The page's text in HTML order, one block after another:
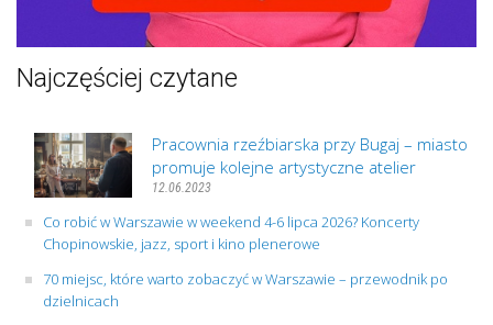
Najczęściej czytane
Pracownia rzeźbiarska przy Bugaj – miasto
promuje kolejne artystyczne atelier
12.06.2023
Co robić w Warszawie w weekend 4-6 lipca 2026? Koncerty
Chopinowskie, jazz, sport i kino plenerowe
70 miejsc, które warto zobaczyć w Warszawie – przewodnik po
dzielnicach